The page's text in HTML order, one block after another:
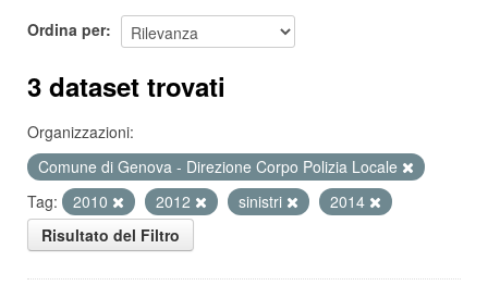
Ordina per
3 dataset trovati
Organizzazioni:
Comune di Genova - Direzione Corpo Polizia Locale
Tag:
2010 2012 sinistri
2014
Risultato del Filtro